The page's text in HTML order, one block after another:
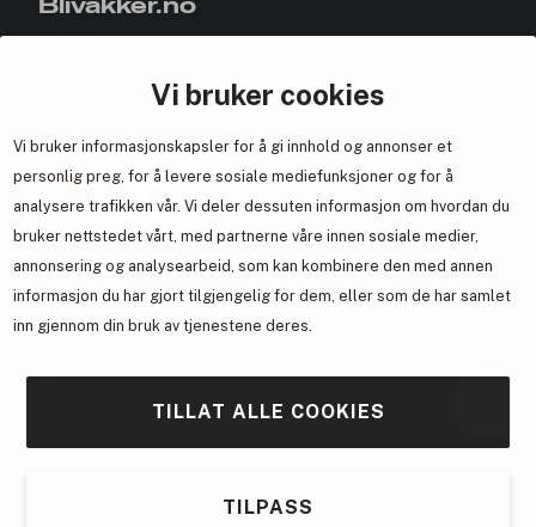
Vi bruker cookies
Vi bruker informasjonskapsler for å gi innhold og annonser et
personlig preg, for å levere sosiale mediefunksjoner og for å
analysere trafikken vår. Vi deler dessuten informasjon om hvordan du
bruker nettstedet vårt, med partnerne våre innen sosiale medier,
annonsering og analysearbeid, som kan kombinere den med annen
informasjon du har gjort tilgjengelig for dem, eller som de har samlet
inn gjennom din bruk av tjenestene deres.
TILLAT ALLE COOKIES
TILPASS
Blivakker.no
Bli medlem helt gratis - få poeng og eksklusive rabattkoder.
Samarbeid med oss
En del avBrandsdal Group AS
her.